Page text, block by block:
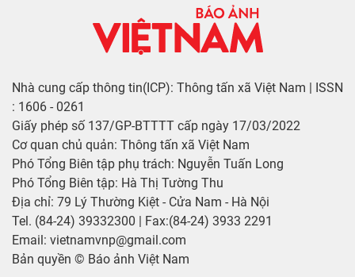
Nhà cung cấp thông tin(ICP): Thông tấn xã Việt Nam | ISSN
: 1606 - 0261
Giấy phép số 137/GP-BTTTT cấp ngày 17/03/2022
Cơ quan chủ quản: Thông tấn xã Việt Nam
Phó Tổng Biên tập phụ trách: Nguyễn Tuấn Long
Phó Tổng Biên tập: Hà Thị Tường Thu
Địa chỉ: 79 Lý Thường Kiệt - Cửa Nam - Hà Nội
Tel. (84-24) 39332300 | Fax:(84-24) 3933 2291
Email: vietnamvnp@gmail.com
Bản quyền © Báo ảnh Việt Nam